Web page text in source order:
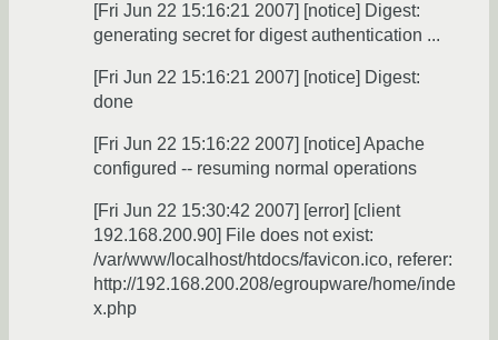
[Fri Jun 22 15:16:21 2007] [notice] Digest:
generating secret for digest authentication ...
[Fri Jun 22 15:16:21 2007] [notice] Digest:
done
[Fri Jun 22 15:16:22 2007] [notice] Apache
configured -- resuming normal operations
[Fri Jun 22 15:30:42 2007] [error] [client
192.168.200.90] File does not exist:
/var/www/localhost/htdocs/favicon.ico, referer:
http://192.168.200.208/egroupware/home/inde
x.php